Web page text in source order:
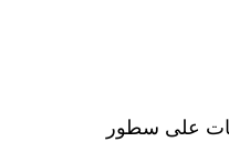
على سطور